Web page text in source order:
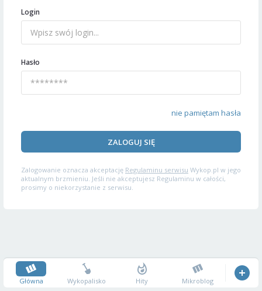
Login
Hasło
nie pamiętam hasła
ZALOGUJ SIĘ
Zalogowanie oznacza akceptację Regulaminu serwisu Wykop.pl w jego
aktualnym brzmieniu. Jeśli nie akceptujesz Regulaminu w całości,
prosimy o niekorzystanie z serwisu.
Główna Wykopalisko Hity Mikroblog